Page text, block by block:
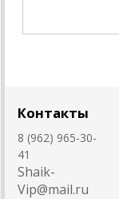
Контакты
8 (962) 965-30-
41
Shaik-
Vip@mail.ru